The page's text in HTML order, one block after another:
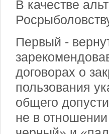
В качестве
Первый -
договорах о
пользования
общего
не в